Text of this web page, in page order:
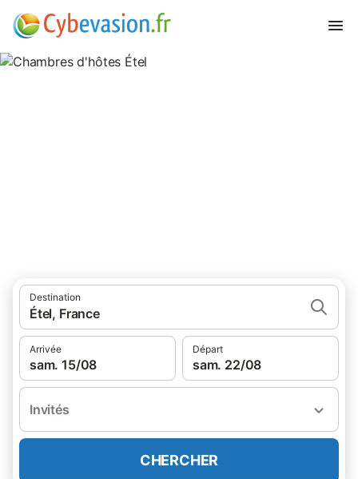
Destination
Étel, France
Arrivée
sam. 15/08
Départ
sam. 22/08
Invités
CHERCHER